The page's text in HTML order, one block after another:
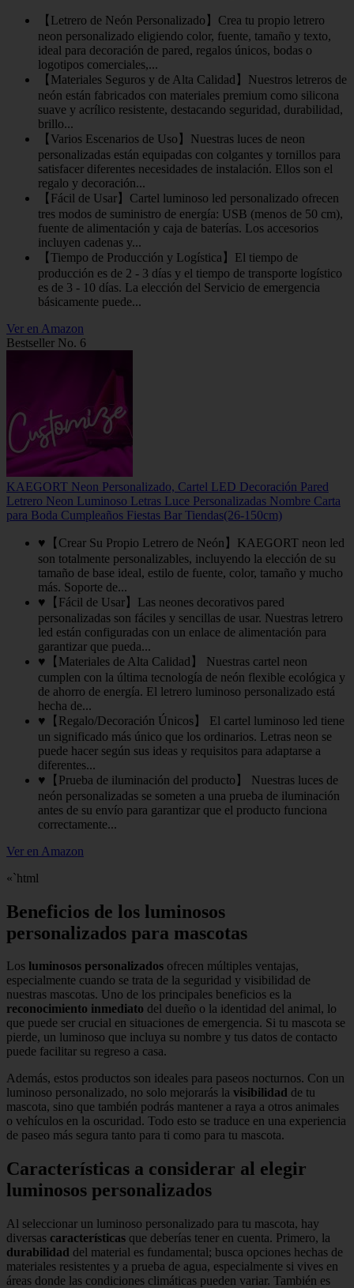
【Letrero de Neón Personalizado】Crea tu propio letrero
neon personalizado eligiendo color, fuente, tamaño y texto,
ideal para decoración de pared, regalos únicos, bodas o
logotipos comerciales,...
【Materiales Seguros y de Alta Calidad】Nuestros letreros de
neón están fabricados con materiales premium como silicona
suave y acrílico resistente, destacando seguridad, durabilidad,
brillo...
【Varios Escenarios de Uso】Nuestras luces de neon
personalizadas están equipadas con colgantes y tornillos para
satisfacer diferentes necesidades de instalación. Ellos son el
regalo y decoración...
【Fácil de Usar】Cartel luminoso led personalizado ofrecen
tres modos de suministro de energía: USB (menos de 50 cm),
fuente de alimentación y caja de baterías. Los accesorios
incluyen cadenas y...
【Tiempo de Producción y Logística】El tiempo de
producción es de 2 - 3 días y el tiempo de transporte logístico
es de 3 - 10 días. La elección del Servicio de emergencia
básicamente puede...
Ver en Amazon
Bestseller No. 6
KAEGORT Neon Personalizado, Cartel LED Decoración Pared
Letrero Neon Luminoso Letras Luce Personalizadas Nombre Carta
para Boda Cumpleaños Fiestas Bar Tiendas(26-150cm)
♥【Crear Su Propio Letrero de Neón】KAEGORT neon led
son totalmente personalizables, incluyendo la elección de su
tamaño de base ideal, estilo de fuente, color, tamaño y mucho
más. Soporte de...
♥【Fácil de Usar】Las neones decorativos pared
personalizadas son fáciles y sencillas de usar. Nuestras letrero
led están configuradas con un enlace de alimentación para
garantizar que pueda...
♥【Materiales de Alta Calidad】 Nuestras cartel neon
cumplen con la última tecnología de neón flexible ecológica y
de ahorro de energía. El letrero luminoso personalizado está
hecha de...
♥【Regalo/Decoración Únicos】 El cartel luminoso led tiene
un significado más único que los ordinarios. Letras neon se
puede hacer según sus ideas y requisitos para adaptarse a
diferentes...
♥【Prueba de iluminación del producto】 Nuestras luces de
neón personalizadas se someten a una prueba de iluminación
antes de su envío para garantizar que el producto funciona
correctamente...
Ver en Amazon
«`html
Beneficios de los luminosos
personalizados para mascotas
Los luminosos personalizados ofrecen múltiples ventajas,
especialmente cuando se trata de la seguridad y visibilidad de
nuestras mascotas. Uno de los principales beneficios es la
reconocimiento inmediato del dueño o la identidad del animal, lo
que puede ser crucial en situaciones de emergencia. Si tu mascota se
pierde, un luminoso que incluya su nombre y tus datos de contacto
puede facilitar su regreso a casa.
Además, estos productos son ideales para paseos nocturnos. Con un
luminoso personalizado, no solo mejorarás la visibilidad de tu
mascota, sino que también podrás mantener a raya a otros animales
o vehículos en la oscuridad. Todo esto se traduce en una experiencia
de paseo más segura tanto para ti como para tu mascota.
Características a considerar al elegir
luminosos personalizados
Al seleccionar un luminoso personalizado para tu mascota, hay
diversas características que deberías tener en cuenta. Primero, la
durabilidad del material es fundamental; busca opciones hechas de
materiales resistentes y a prueba de agua, especialmente si vives en
áreas donde las condiciones climáticas pueden variar. También es